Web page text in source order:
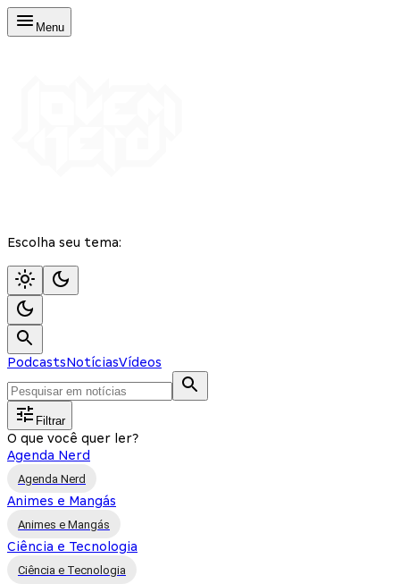
Menu
Escolha seu tema:
PodcastsNotíciasVídeos
Filtrar
O que você quer ler?
Agenda Nerd
Agenda Nerd
Animes e Mangás
Animes e Mangás
Ciência e Tecnologia
Ciência e Tecnologia